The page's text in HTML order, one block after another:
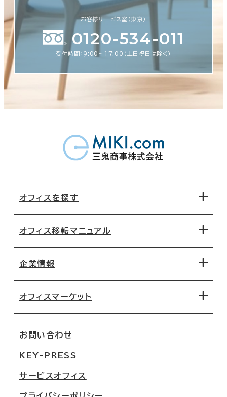
お客様サービス室（東京）
0120-534-011
受付時間：9:00〜17:00（土日祝日は除く）
オフィスを探す
地図から探す
路線・駅から探す
オフィス移転マニュアル
移転コストシミュレーション
移転スケジュール
オフィス移転Q&A
企業情報
オフィスマーケット
大阪
名古屋
お問い合わせ
KEY-PRESS
サービスオフィス